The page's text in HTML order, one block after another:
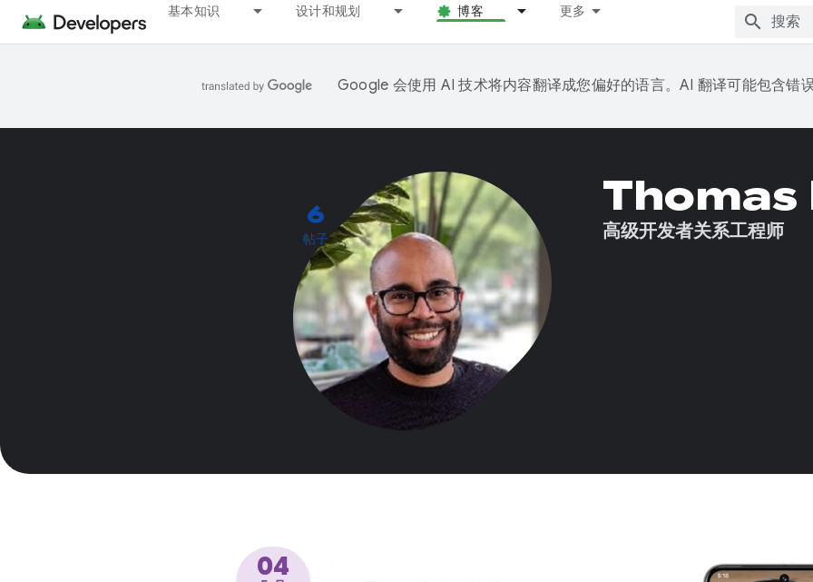
基本知识 设计和规划 博客 更多
Google 会使用 AI 技术将内容翻译成您偏好的语言。AI 翻译可能包含错
6
帖子
Thomas
高级开发者关系工程师
04